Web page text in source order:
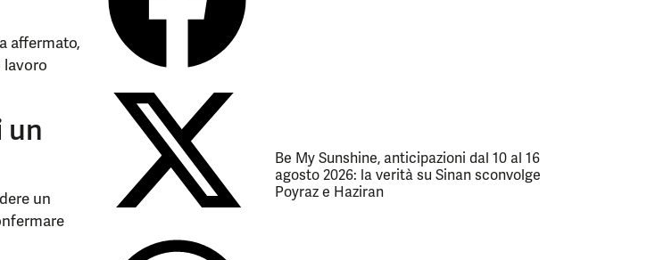
affermato,
lavoro
un
un
Be My Sunshine, anticipazioni dal 10 al 16
agosto 2026: la verità su Sinan sconvolge
Poyraz e Haziran